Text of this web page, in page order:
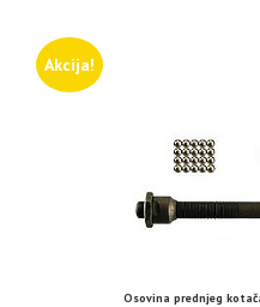
Akcija!
Osovina prednjeg